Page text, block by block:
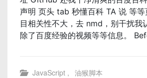
声明 页头 tab 秒懂百科 TA 说 等等
目相关性不大，去 nmd，别干扰我
除了百度经验的视频等等信息。
JavaScript , 油猴脚本